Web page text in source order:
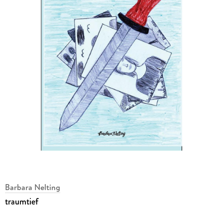
Barbara Nelting
traumtief